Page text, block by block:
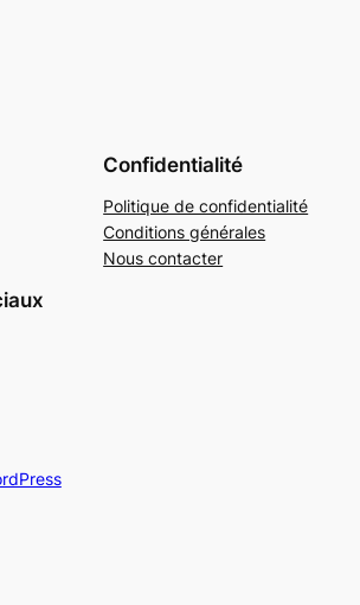
Confidentialité
Politique de confidentialité
Conditions générales
Nous contacter